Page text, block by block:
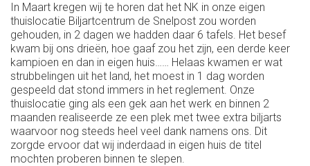
In Maart kregen wij te horen dat het NK in onze eigen
thuislocatie Biljartcentrum de Snelpost zou worden
gehouden, in 2 dagen we hadden daar 6 tafels. Het besef
kwam bij ons drieën, hoe gaaf zou het zijn, een derde keer
kampioen en dan in eigen huis…… Helaas kwamen er wat
strubbelingen uit het land, het moest in 1 dag worden
gespeeld dat stond immers in het reglement. Onze
thuislocatie ging als een gek aan het werk en binnen 2
maanden realiseerde ze een plek met twee extra biljarts
waarvoor nog steeds heel veel dank namens ons. Dit
zorgde ervoor dat wij inderdaad in eigen huis de titel
mochten proberen binnen te slepen.